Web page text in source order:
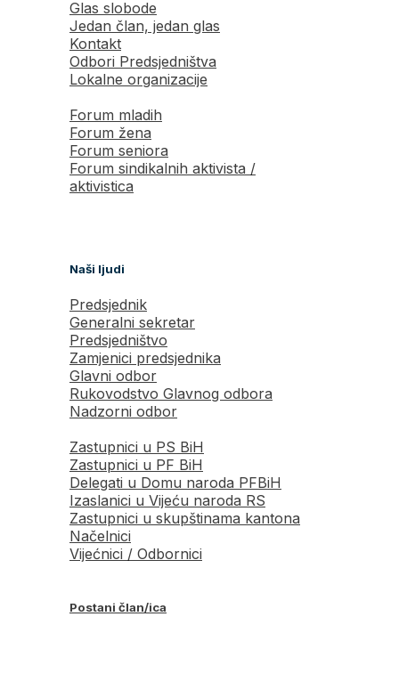
Glas slobode
Jedan član, jedan glas
Kontakt
Odbori Predsjedništva
Lokalne organizacije
Forum mladih
Forum žena
Forum seniora
Forum sindikalnih aktivista /
aktivistica
Naši ljudi
Predsjednik
Generalni sekretar
Predsjedništvo
Zamjenici predsjednika
Glavni odbor
Rukovodstvo Glavnog odbora
Nadzorni odbor
Zastupnici u PS BiH
Zastupnici u PF BiH
Delegati u Domu naroda PFBiH
Izaslanici u Vijeću naroda RS
Zastupnici u skupštinama kantona
Načelnici
Vijećnici / Odbornici
Postani član/ica